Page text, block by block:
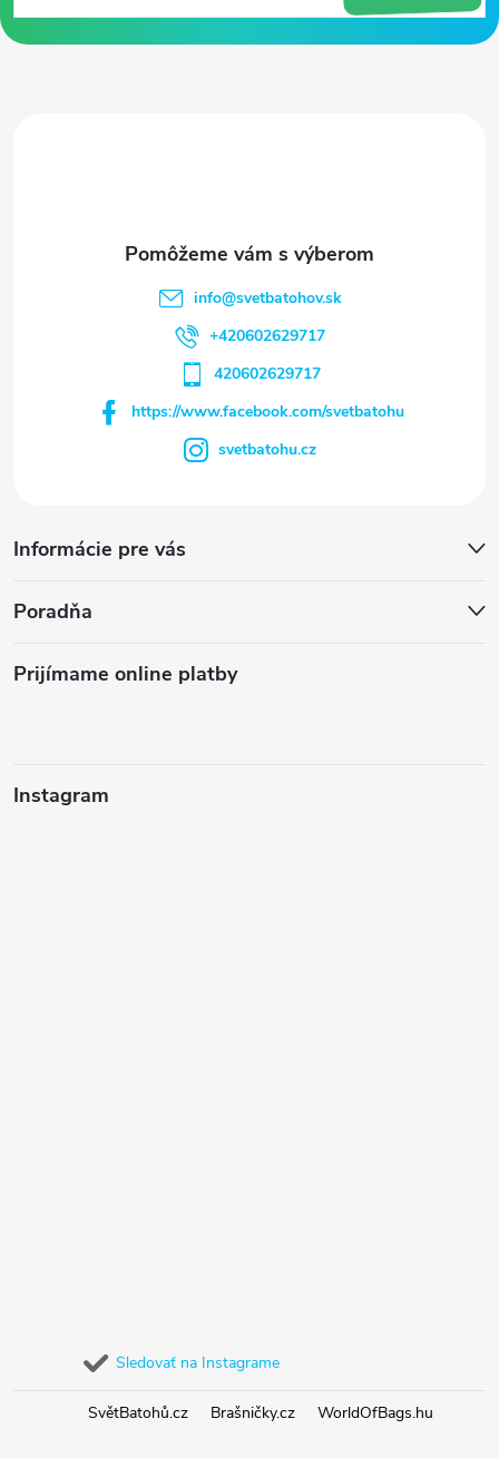
ä
info@svetbatohov.sk
+420602629717
420602629717
https://www.facebook.com/svetbatohu
svetbatohu.cz
Informácie pre vás
Poradňa
Prijímame online platby
Instagram
Sledovať na Instagrame
SvětBatohů.cz Brašničky.cz WorldOfBags.hu